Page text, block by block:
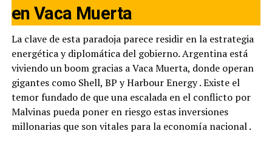
en Vaca Muerta
La clave de esta paradoja parece residir en la estrategia
energética y diplomática del gobierno. Argentina está
viviendo un boom gracias a Vaca Muerta, donde operan
gigantes como Shell, BP y Harbour Energy. Existe el
temor fundado de que una escalada en el conflicto por
Malvinas pueda poner en riesgo estas inversiones
millonarias que son vitales para la economía nacional.